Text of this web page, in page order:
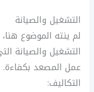
التشغيل والصيانة
لم ينته الموضوع
التشغيل والصيانة
عمل المصعد
التكاليف: